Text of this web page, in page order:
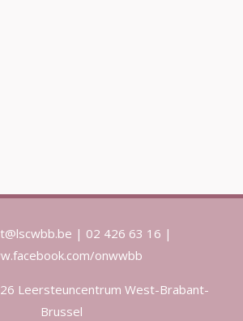
| 02 426 63 16 |
onwwbb
Leersteuncentrum West-Brabant-
Brussel